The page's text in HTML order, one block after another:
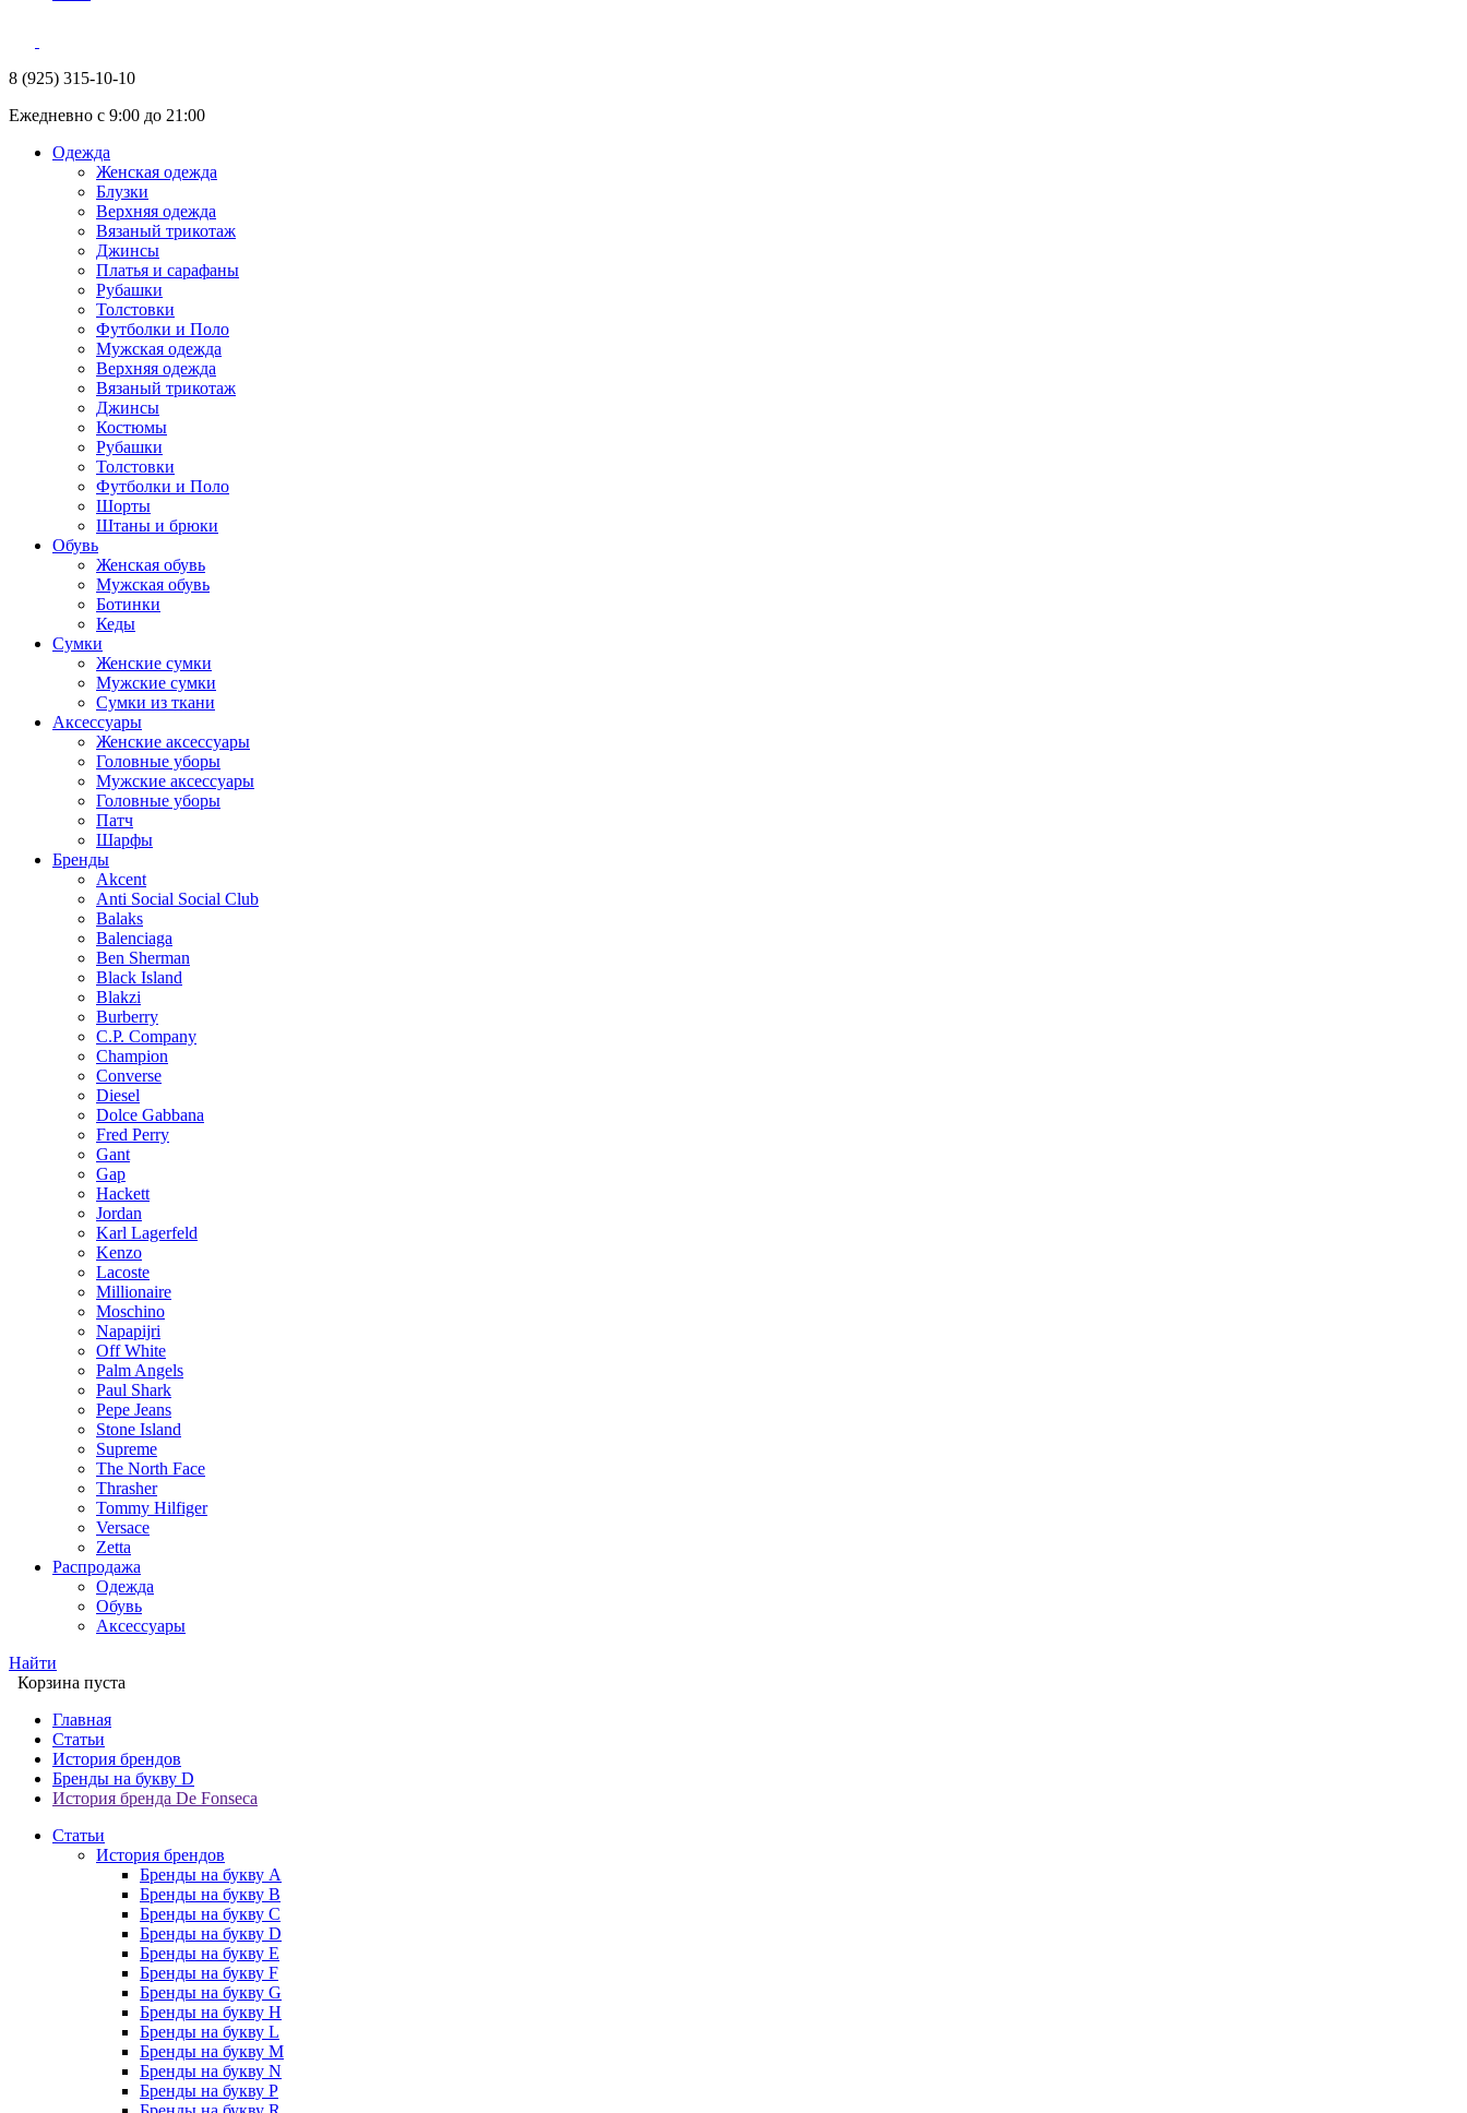
8 (925) 315-10-10
Ежедневно с 9:00 до 21:00
Одежда
Женская одежда
Блузки
Верхняя одежда
Вязаный трикотаж
Джинсы
Платья и сарафаны
Рубашки
Толстовки
Футболки и Поло
Мужская одежда
Верхняя одежда
Вязаный трикотаж
Джинсы
Костюмы
Рубашки
Толстовки
Футболки и Поло
Шорты
Штаны и брюки
Обувь
Женская обувь
Мужская обувь
Ботинки
Кеды
Сумки
Женские сумки
Мужские сумки
Сумки из ткани
Аксессуары
Женские аксессуары
Головные уборы
Мужские аксессуары
Головные уборы
Патч
Шарфы
Бренды
Akcent
Anti Social Social Club
Balaks
Balenciaga
Ben Sherman
Black Island
Blakzi
Burberry
C.P. Company
Champion
Converse
Diesel
Dolce Gabbana
Fred Perry
Gant
Gap
Hackett
Jordan
Karl Lagerfeld
Kenzo
Lacoste
Millionaire
Moschino
Napapijri
Off White
Palm Angels
Paul Shark
Pepe Jeans
Stone Island
Supreme
The North Face
Thrasher
Tommy Hilfiger
Versace
Zetta
Распродажа
Одежда
Обувь
Аксессуары
Найти
Корзина пуста
Главная
Статьи
История брендов
Бренды на букву D
История бренда De Fonseca
Статьи
История брендов
Бренды на букву A
Бренды на букву B
Бренды на букву C
Бренды на букву D
Бренды на букву E
Бренды на букву F
Бренды на букву G
Бренды на букву H
Бренды на букву L
Бренды на букву M
Бренды на букву N
Бренды на букву P